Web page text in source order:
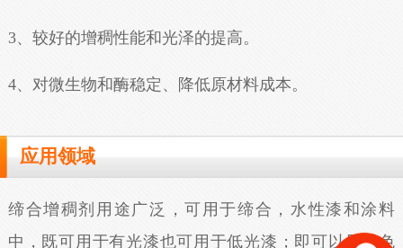
3、较好的增稠性能和光泽的提高。
4、对微生物和酶稳定、降低原材料成本。
应用领域
缔合增稠剂用途广泛，可用于缔合，水性漆和涂料
中，既可用于有光漆也可用于低光漆；即可以用于色